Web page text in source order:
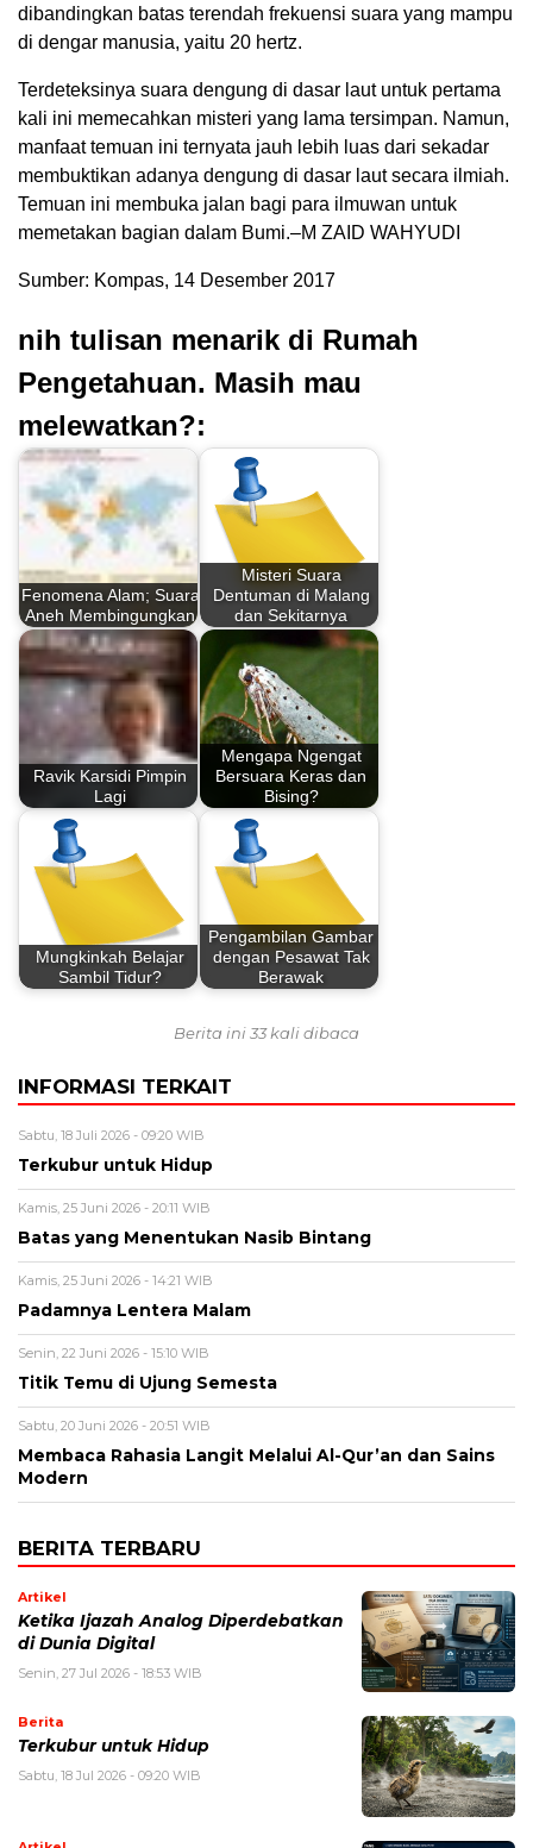
dibandingkan batas terendah frekuensi suara yang mampu
di dengar manusia, yaitu 20 hertz.
Terdeteksinya suara dengung di dasar laut untuk pertama
kali ini memecahkan misteri yang lama tersimpan. Namun,
manfaat temuan ini ternyata jauh lebih luas dari sekadar
membuktikan adanya dengung di dasar laut secara ilmiah.
Temuan ini membuka jalan bagi para ilmuwan untuk
memetakan bagian dalam Bumi.–M ZAID WAHYUDI
Sumber: Kompas, 14 Desember 2017
nih tulisan menarik di Rumah
Pengetahuan. Masih mau
melewatkan?:
Fenomena Alam; Suara
Aneh Membingungkan
Misteri Suara
Dentuman di Malang
dan Sekitarnya
Ravik Karsidi Pimpin
Lagi
Mengapa Ngengat
Bersuara Keras dan
Bising?
Mungkinkah Belajar
Sambil Tidur?
Pengambilan Gambar
dengan Pesawat Tak
Berawak
Berita ini 33 kali dibaca
INFORMASI TERKAIT
Sabtu, 18 Juli 2026 - 09:20 WIB
Terkubur untuk Hidup
Kamis, 25 Juni 2026 - 20:11 WIB
Batas yang Menentukan Nasib Bintang
Kamis, 25 Juni 2026 - 14:21 WIB
Padamnya Lentera Malam
Senin, 22 Juni 2026 - 15:10 WIB
Titik Temu di Ujung Semesta
Sabtu, 20 Juni 2026 - 20:51 WIB
Membaca Rahasia Langit Melalui Al-Qur’an dan Sains
Modern
BERITA TERBARU
Artikel
Ketika Ijazah Analog Diperdebatkan
di Dunia Digital
Senin, 27 Jul 2026 - 18:53 WIB
Berita
Terkubur untuk Hidup
Sabtu, 18 Jul 2026 - 09:20 WIB